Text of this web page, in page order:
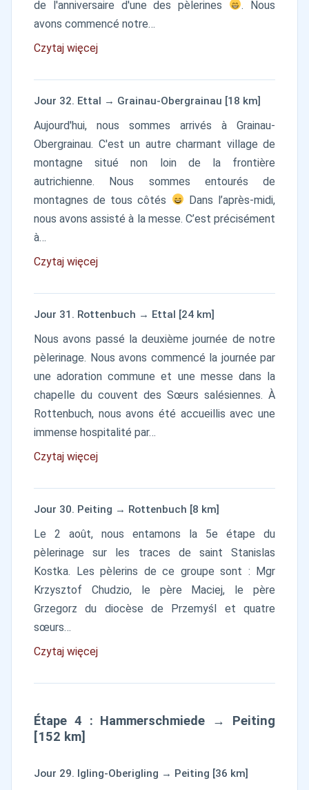
de l'anniversaire d'une des pèlerines
. Nous
avons commencé notre…
Czytaj więcej
Jour 32. Ettal → Grainau-Obergrainau [18 km]
Aujourd'hui, nous sommes arrivés à Grainau-
Obergrainau. C'est un autre charmant village de
montagne situé non loin de la frontière
autrichienne. Nous sommes entourés de
montagnes de tous côtés
Dans l’après-midi,
nous avons assisté à la messe. C’est précisément
à…
Czytaj więcej
Jour 31. Rottenbuch → Ettal [24 km]
Nous avons passé la deuxième journée de notre
pèlerinage. Nous avons commencé la journée par
une adoration commune et une messe dans la
chapelle du couvent des Sœurs salésiennes. À
Rottenbuch, nous avons été accueillis avec une
immense hospitalité par…
Czytaj więcej
Jour 30. Peiting → Rottenbuch [8 km]
Le 2 août, nous entamons la 5e étape du
pèlerinage sur les traces de saint Stanislas
Kostka. Les pèlerins de ce groupe sont : Mgr
Krzysztof Chudzio, le père Maciej, le père
Grzegorz du diocèse de Przemyśl et quatre
sœurs…
Czytaj więcej
Étape 4 : Hammerschmiede → Peiting
[152 km]
Jour 29. Igling-Oberigling → Peiting [36 km]